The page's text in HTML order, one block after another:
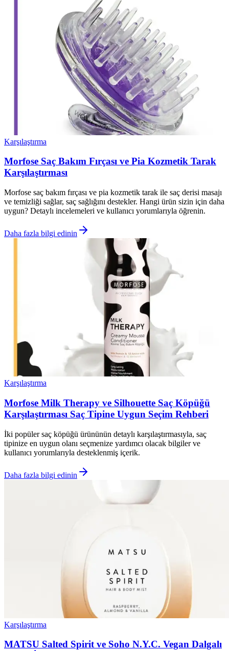
Karşılaştırma
Morfose Saç Bakım Fırçası ve Pia Kozmetik Tarak
Karşılaştırması
Morfose saç bakım fırçası ve pia kozmetik tarak ile saç derisi masajı
ve temizliği sağlar, saç sağlığını destekler. Hangi ürün sizin için daha
uygun? Detaylı incelemeleri ve kullanıcı yorumlarıyla öğrenin.
Daha fazla bilgi edinin
Karşılaştırma
Morfose Milk Therapy ve Silhouette Saç Köpüğü
Karşılaştırması Saç Tipine Uygun Seçim Rehberi
İki popüler saç köpüğü ürününün detaylı karşılaştırmasıyla, saç
tipinize en uygun olanı seçmenize yardımcı olacak bilgiler ve
kullanıcı yorumlarıyla desteklenmiş içerik.
Daha fazla bilgi edinin
Karşılaştırma
MATSU Salted Spirit ve Soho N.Y.C. Vegan Dalgalı